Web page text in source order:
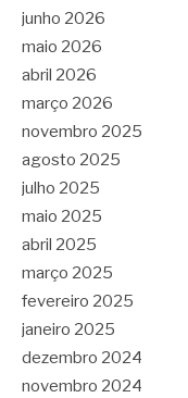
junho 2026
maio 2026
abril 2026
março 2026
novembro 2025
agosto 2025
julho 2025
maio 2025
abril 2025
março 2025
fevereiro 2025
janeiro 2025
dezembro 2024
novembro 2024